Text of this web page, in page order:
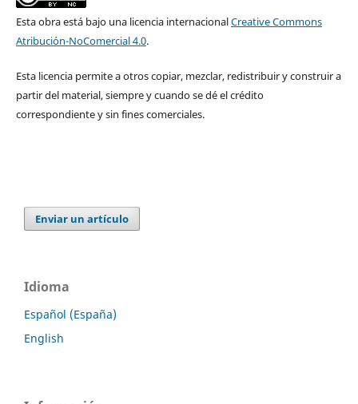
Esta obra está bajo una licencia internacionalCreative Commons
Atribución-NoComercial 4.0.
Esta licencia permite a otros copiar, mezclar, redistribuir y construir a
partir del material, siempre y cuando se dé el crédito
correspondiente y sin fines comerciales.
Enviar un artículo
Idioma
Español (España)
English